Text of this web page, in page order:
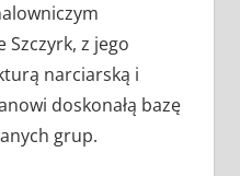
Szczyrk, z jego
narciarską i
doskonałą bazę
grup.